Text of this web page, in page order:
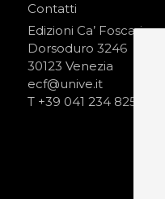
Contatti
Edizioni Ca’ Foscari
Dorsoduro 3246
30123 Venezia
ecf@unive.it
T +39 041 234 8250